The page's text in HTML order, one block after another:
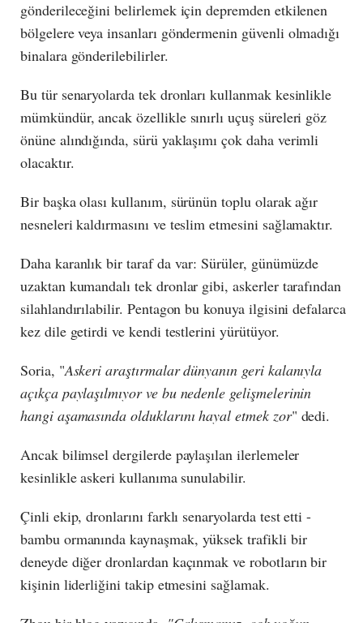
gönderileceğini belirlemek için depremden etkilenen
bölgelere veya insanları göndermenin güvenli olmadığı
binalara gönderilebilirler.
Bu tür senaryolarda tek dronları kullanmak kesinlikle
mümkündür, ancak özellikle sınırlı uçuş süreleri göz
önüne alındığında, sürü yaklaşımı çok daha verimli
olacaktır.
Bir başka olası kullanım, sürünün toplu olarak ağır
nesneleri kaldırmasını ve teslim etmesini sağlamaktır.
Daha karanlık bir taraf da var: Sürüler, günümüzde
uzaktan kumandalı tek dronlar gibi, askerler tarafından
silahlandırılabilir. Pentagon bu konuya ilgisini defalarca
kez dile getirdi ve kendi testlerini yürütüyor.
Soria, "Askeri araştırmalar dünyanın geri kalanıyla
açıkça paylaşılmıyor ve bu nedenle gelişmelerinin
hangi aşamasında olduklarını hayal etmek zor" dedi.
Ancak bilimsel dergilerde paylaşılan ilerlemeler
kesinlikle askeri kullanıma sunulabilir.
Çinli ekip, dronlarını farklı senaryolarda test etti -
bambu ormanında kaynaşmak, yüksek trafikli bir
deneyde diğer dronlardan kaçınmak ve robotların bir
kişinin liderliğini takip etmesini sağlamak.